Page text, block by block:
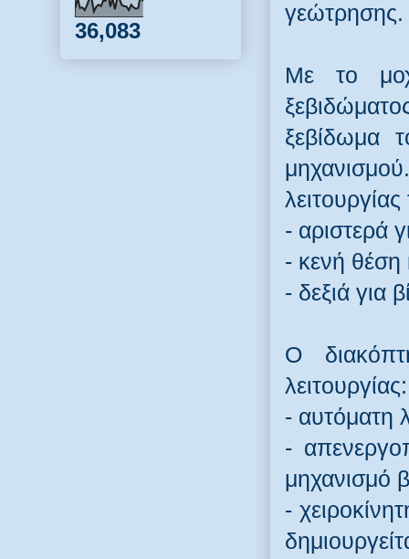
γεώτρησης.
Με το
ξεβίδωμα
- αριστερά
- κενή θέση
- δεξιά για
Ο
λειτουργίας:
- αυτόματη
-
μηχανισμό
-
36,083